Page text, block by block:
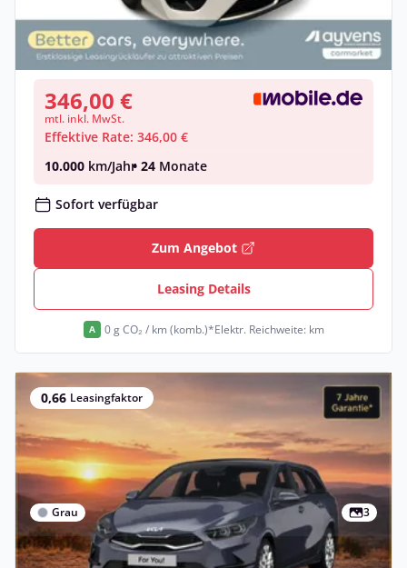
Kia cee'd Spirit Ceed SW 1.6 GDI DCT OPF
Hybrid •Automatik •105 PS (77 kW)
Gebraucht(47.131 km)• EZ: 12/2022
346,00 €
mtl. inkl. MwSt.
Effektive Rate: 346,00 €
10.000 km/Jahr• 24 Monate
Sofort verfügbar
Zum Angebot
Leasing Details
A 0 g CO₂ / km (komb.)*Elektr. Reichweite: km
0,66 Leasingfaktor
Grau 3
Gewerbe